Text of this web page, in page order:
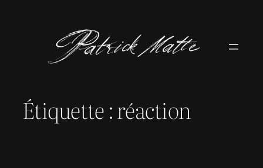
Étiquette :réaction